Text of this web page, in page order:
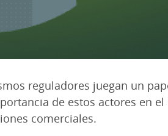
reguladores juegan un
de estos actores en
comerciales.